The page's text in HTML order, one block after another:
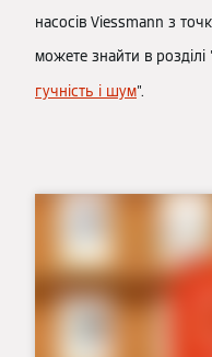
насосів Viessmann з
можете знайти в розділі
гучність і шум".